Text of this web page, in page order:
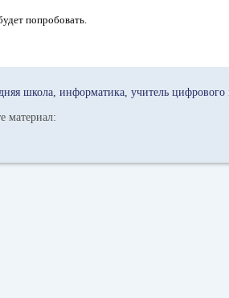
попробовать.
школа информатика учитель цифрового
материал: